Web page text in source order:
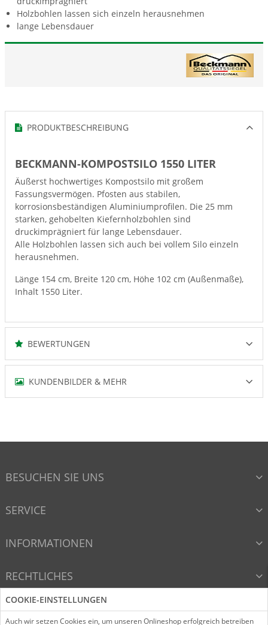
Holzbohlen lassen sich einzeln herausnehmen
lange Lebensdauer
PRODUKTBESCHREIBUNG
BECKMANN-KOMPOSTSILO 1550 LITER
Äußerst hochwertiges Kompostsilo mit großem
Fassungsvermögen. Pfosten aus stabilen,
korrosionsbeständigen Aluminiumprofilen. Die 25 mm
starken, gehobelten Kiefernholzbohlen sind
druckimprägniert für lange Lebensdauer.
Alle Holzbohlen lassen sich auch bei vollem Silo einzeln
herausnehmen.
Länge 154 cm, Breite 120 cm, Höhe 102 cm (Außenmaße),
Inhalt 1550 Liter.
BEWERTUNGEN
KUNDENBILDER & MEHR
BESUCHEN SIE UNS
SERVICE
INFORMATIONEN
RECHTLICHES
VERTRAG WIDERRUFEN
COOKIE-EINSTELLUNGEN
Auch wir setzen Cookies ein, um unseren Onlineshop erfolgreich betreiben